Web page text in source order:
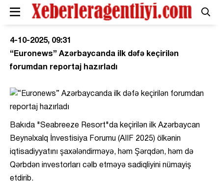
4-10-2025, 09:31
“Euronews” Azərbaycanda ilk dəfə keçirilən
forumdan reportaj hazırladı
Bakıda "Seabreeze Resort"da keçirilən ilk Azərbaycan
Beynəlxalq İnvestisiya Forumu (AIIF 2025) ölkənin
iqtisadiyyatını şaxələndirməyə, həm Şərqdən, həm də
Qərbdən investorları cəlb etməyə sadiqliyini nümayiş
etdirib.